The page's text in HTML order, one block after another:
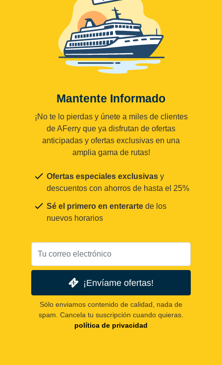
Mantente Informado
¡No te lo pierdas y únete a miles de clientes
de AFerry que ya disfrutan de ofertas
anticipadas y ofertas exclusivas en una
amplia gama de rutas!
Ofertas especiales exclusivas y
descuentos con ahorros de hasta el 25%
Sé el primero en enterarte de los
nuevos horarios
¡Envíame ofertas!
Sólo enviamos contenido de calidad, nada de
spam. Cancela tu suscripción cuando quieras.
política de privacidad